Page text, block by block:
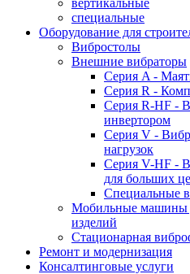
вертикальные
специальные
Оборудование для
Вибростолы
Внешние вибраторы
Серия A -
Серия R -
Серия R-HF -
инвертором
Серия V -
нагрузок
Серия V-HF -
для больших
Специальные
Мобильные машины
изделий
Стационарная
Ремонт и модернизация
Консалтинговые услуги